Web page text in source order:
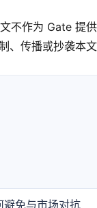
不作为 Gate 提
、传播或抄袭本
避免与市场对抗